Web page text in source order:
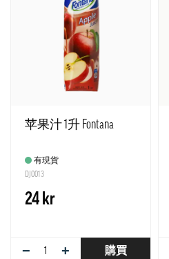
苹果汁 1升 Fontana
有現貨
DJ0013
24 kr
− + 購買